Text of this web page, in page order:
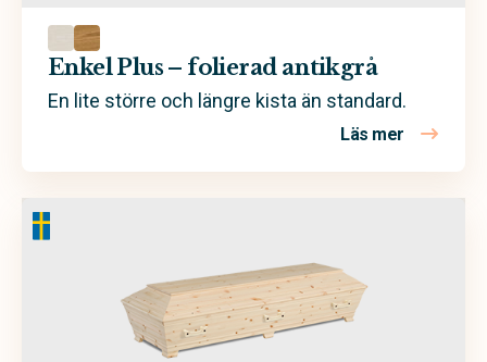
Enkel Plus – folierad antikgrå
En lite större och längre kista än standard.
Läs mer om Enkel